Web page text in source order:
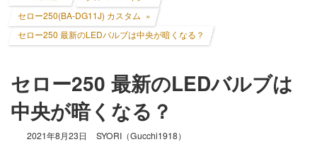
セロー250(BA-DG11J) カスタム
セロー250 最新のLEDバルブは中央が暗くなる？
セロー250 最新のLEDバルブは
中央が暗くなる？
2021年8月23日 SYORI（Gucchi1918）